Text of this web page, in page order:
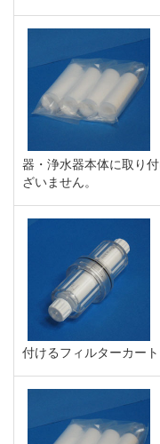
器・浄水器本体に取り
ざいません。
付けるフィルターカー